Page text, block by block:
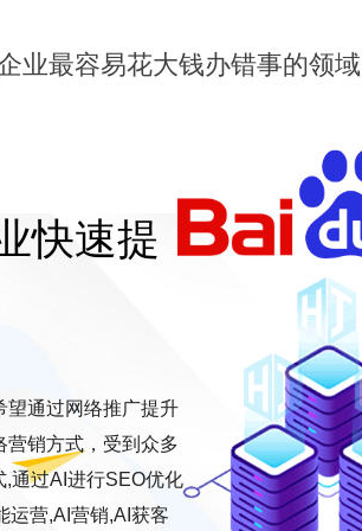
业最容易花大钱办错事的领域
快速提
望通过网络推广提升
营销方式，受到众多
通过AI进行SEO优化
运营,AI营销,AI获客